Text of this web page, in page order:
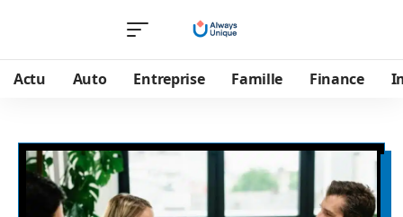
Actu Auto Entreprise Famille Finance